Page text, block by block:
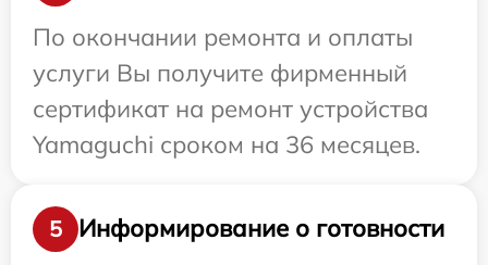
По окончании ремонта и оплаты
услуги Вы получите фирменный
сертификат на ремонт устройства
Yamaguchi сроком на 36 месяцев.
5
Информирование о готовности